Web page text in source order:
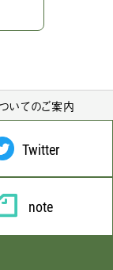
いてのご案内
Twitter
note